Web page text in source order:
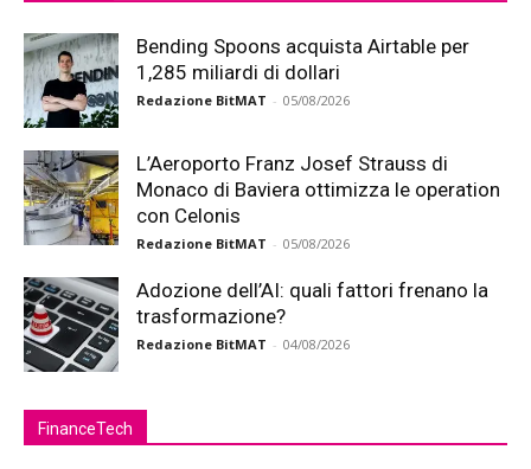
Bending Spoons acquista Airtable per
1,285 miliardi di dollari
Redazione BitMAT - 05/08/2026
L’Aeroporto Franz Josef Strauss di
Monaco di Baviera ottimizza le operation
con Celonis
Redazione BitMAT - 05/08/2026
Adozione dell’AI: quali fattori frenano la
trasformazione?
Redazione BitMAT - 04/08/2026
FinanceTech